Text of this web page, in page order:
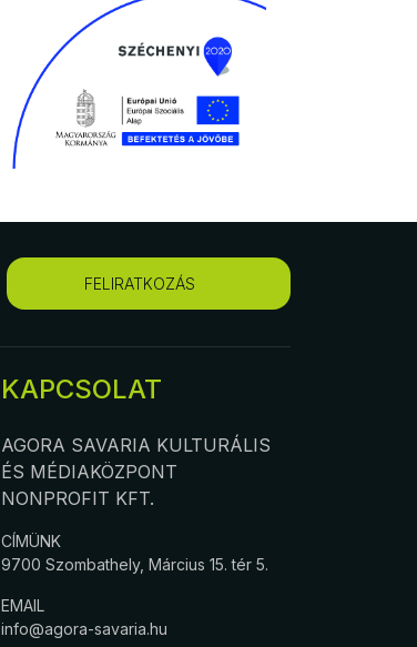
FELIRATKOZÁS
KAPCSOLAT
AGORA SAVARIA KULTURÁLIS
ÉS MÉDIAKÖZPONT
NONPROFIT KFT.
CÍMÜNK
9700 Szombathely, Március 15. tér 5.
EMAIL
info@agora-savaria.hu